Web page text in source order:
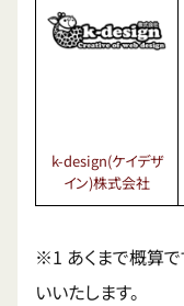
k-design(ケイデザ
イン)株式会社
※1 あくまで概算で
いいたします。